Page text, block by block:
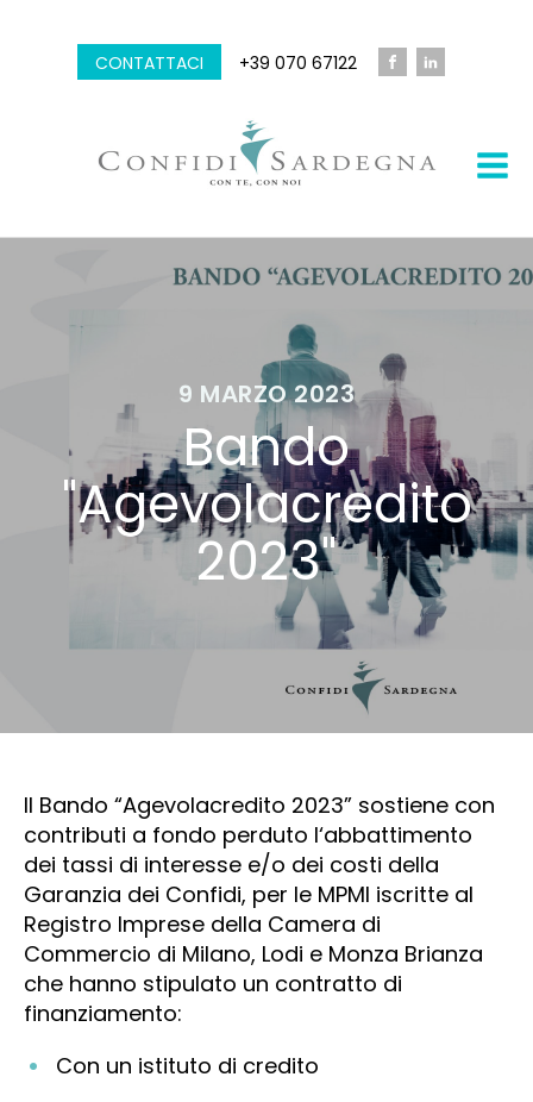
CONTATTACI +39 070 67122
9 MARZO 2023
Bando
"Agevolacredito
2023"
Il Bando “Agevolacredito 2023” sostiene con
contributi a fondo perduto l‘abbattimento
dei tassi di interesse e/o dei costi della
Garanzia dei Confidi, per le MPMI iscritte al
Registro Imprese della Camera di
Commercio di Milano, Lodi e Monza Brianza
che hanno stipulato un contratto di
finanziamento:
Con un istituto di credito